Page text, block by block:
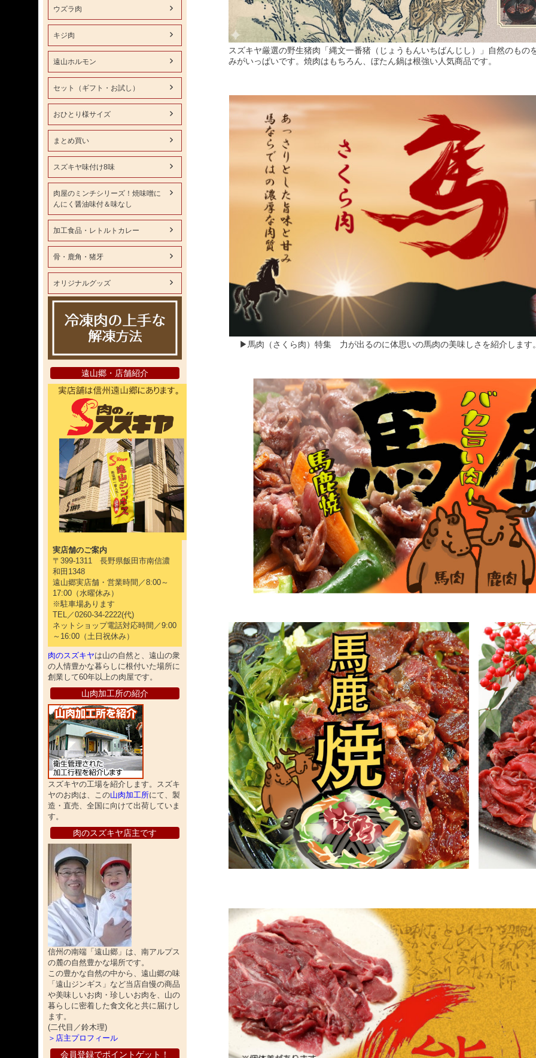
ウズラ肉
キジ肉
遠山ホルモン
セット（ギフト・お試し）
おひとり様サイズ
まとめ買い
スズキヤ味付け8味
肉屋のミンチシリーズ！焼味噌に
んにく醤油味付＆味なし
加工食品・レトルトカレー
骨・鹿角・猪牙
オリジナルグッズ
遠山郷・店舗紹介
実店舗のご案内
〒399-1311 長野県飯田市南信濃
和田1348
遠山郷実店舗・営業時間／8:00～
17:00（水曜休み）
※駐車場あります
TEL／0260-34-2222(代)
ネットショップ電話対応時間／9:00
～16:00（土日祝休み）
肉のスズキヤは山の自然と、遠山の衆
の人情豊かな暮らしに根付いた場所に
創業して60年以上の肉屋です。
山肉加工所の紹介
スズキヤの工場を紹介します。スズキ
ヤのお肉は、この山肉加工所にて、製
造・直売、全国に向けて出荷していま
す。
肉のスズキヤ店主です
信州の南端「遠山郷」は、南アルプス
の麓の自然豊かな場所です。
この豊かな自然の中から、遠山郷の味
「遠山ジンギス」など当店自慢の商品
や美味しいお肉・珍しいお肉を、山の
暮らしに密着した食文化と共に届けし
ます。
(二代目／鈴木理)
＞店主プロフィール
会員登録でポイントゲット！
スズキヤ厳選の野生猪肉「縄文一番猪（じょうもんいちばんじし）」自然のも
みがいっぱいです。焼肉はもちろん、ぼたん鍋は根強い人気商品です。
▶馬肉（さくら肉）特集 力が出るのに体思いの馬肉の美味しさを紹介します